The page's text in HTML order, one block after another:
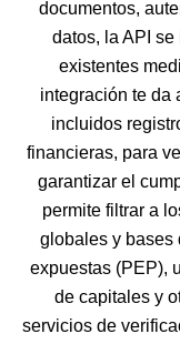
documentos,
datos, la API
existentes
integración te da
incluidos
financieras, para
garantizar el
permite filtrar a
globales y bases
expuestas (PEP),
de capitales y
servicios de